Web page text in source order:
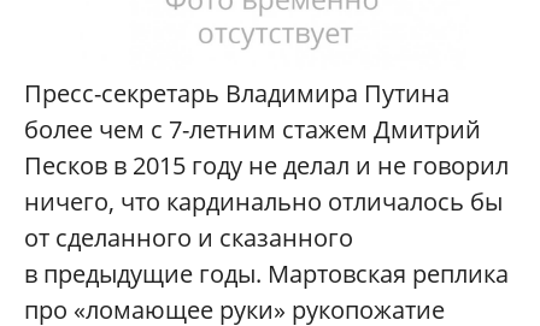
Пресс-секретарь Владимира Путина
более чем с 7-летним стажем Дмитрий
Песков в 2015 году не делал и не говорил
ничего, что кардинально отличалось бы
от сделанного и сказанного
в предыдущие годы. Мартовская реплика
про «ломающее руки» рукопожатие